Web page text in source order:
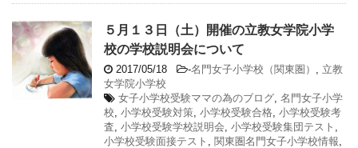
５月１３日（土）開催の立教女学院小学
校の学校説明会について
2017/05/18 -名門女子小学校（関東圏）
立教
女学院小学校
女子小学校受験ママの為のブログ 名門女子小学
校 小学校受験対策 小学校受験合格 小学校受験考
査 小学校受験学校説明会 小学校受験集団テスト
小学校受験面接テスト
関東圏名門女子小学校情報